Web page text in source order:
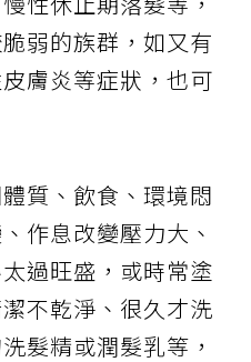
弱的族群，如又有
膚炎等症狀，也可
質、飲食、環境悶
作息改變壓力大、
過旺盛，或時常塗
不乾淨、很久才洗
髮精或潤髮乳等，